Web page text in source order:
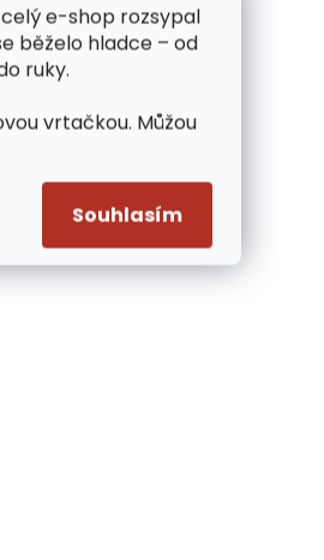
celý e-shop rozsypal
běželo hladce – od
ruky.
vrtačkou. Můžou
Souhlasím